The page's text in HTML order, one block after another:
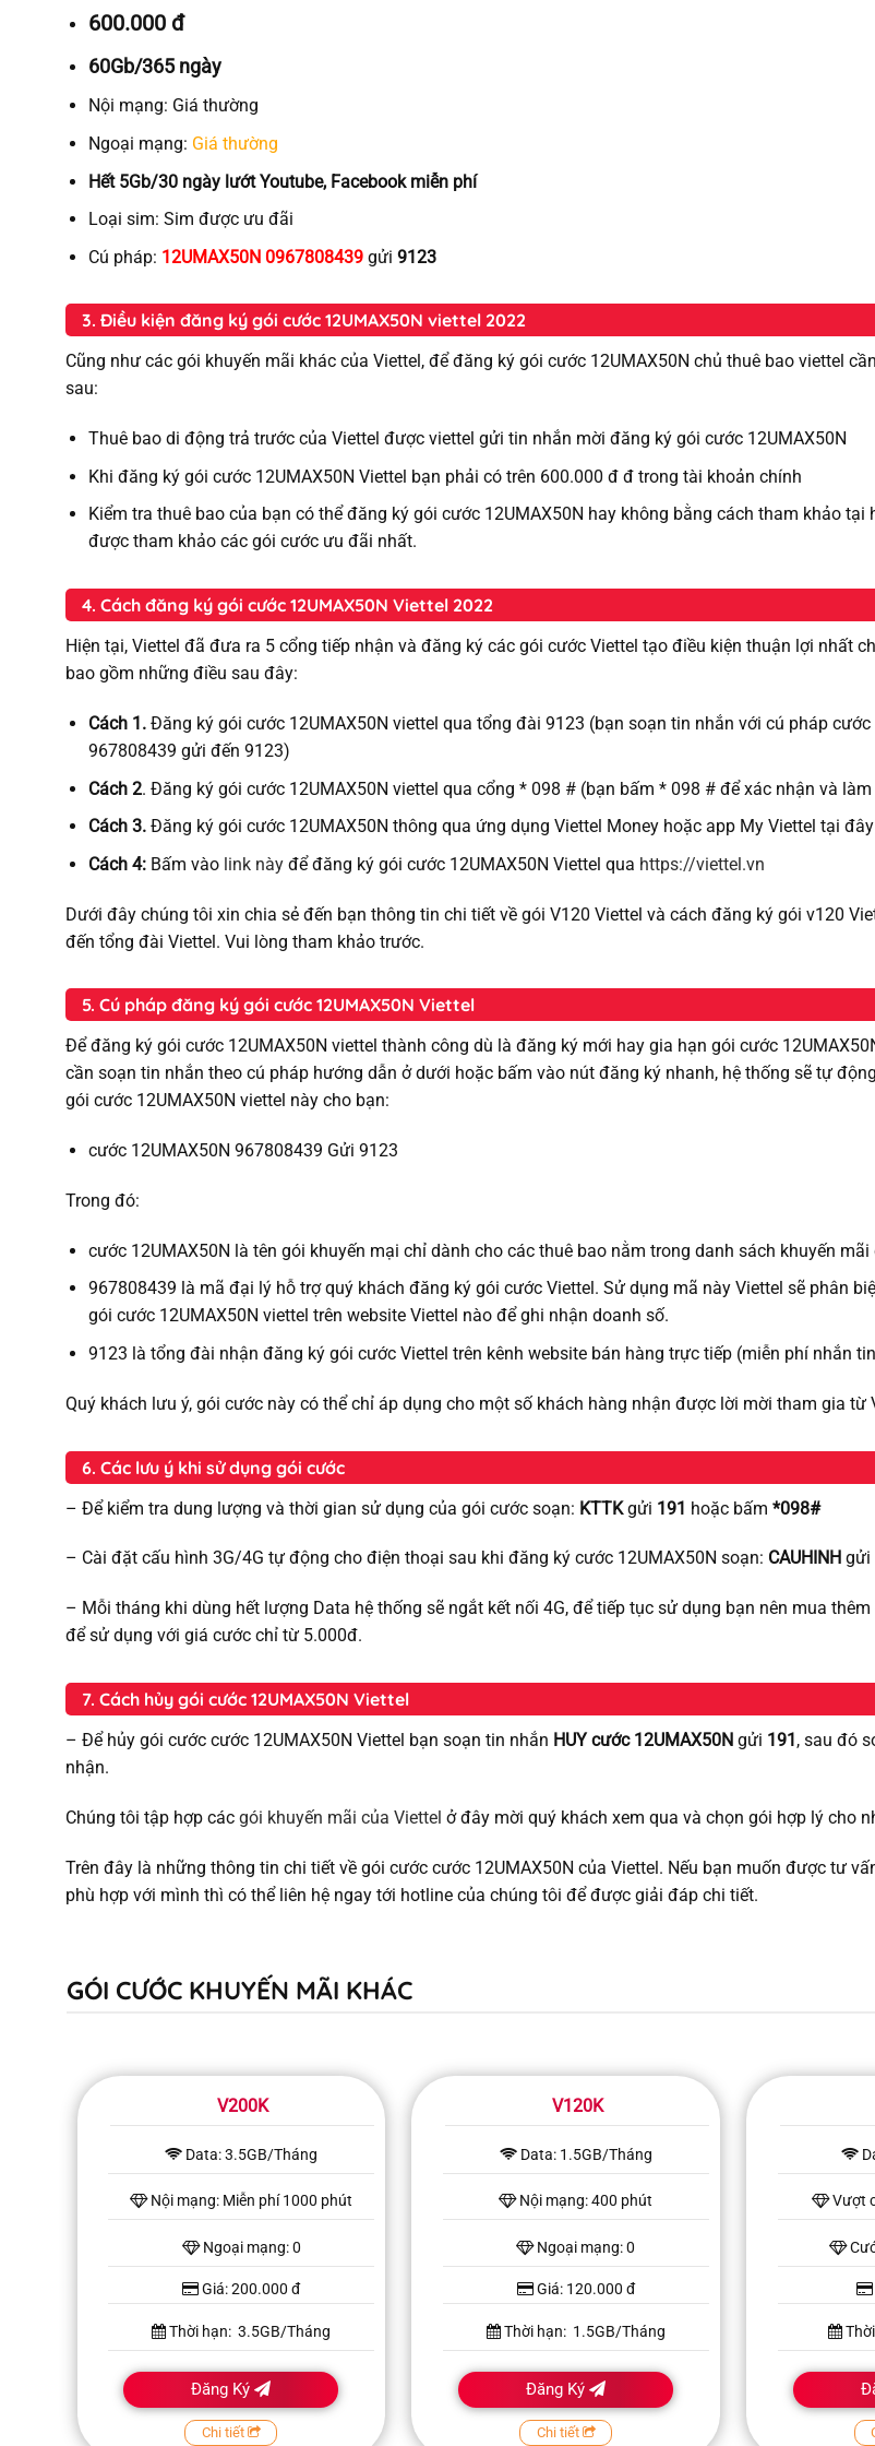
600.000 đ
60Gb/365 ngày
Nội mạng: Giá thường
Ngoại mạng: Giá thường
Hết 5Gb/30 ngày lướt Youtube, Facebook miễn phí
Loại sim:Sim được ưu đãi
Cú pháp: 12UMAX50N 0967808439 gửi9123
3. Điều kiện đăng ký gói cước 12UMAX50N viettel 2022
Cũng như các gói khuyến mãi khác của Viettel, để đăng ký gói cước 12UMAX50N chủ thuê bao viettel
sau:
Thuê bao di động trả trước của Viettel được viettel gửi tin nhắn mời đăng ký gói cước 12UMAX50N
Khi đăng ký gói cước 12UMAX50N Viettel bạn phải có trên 600.000 đ đ trong tài khoản chính
Kiểm tra thuê bao của bạn có thể đăng ký gói cước 12UMAX50N hay không bằng cách tham khảo
được tham khảo các gói cước ưu đãi nhất.
4. Cách đăng ký gói cước 12UMAX50N Viettel 2022
Hiện tại, Viettel đã đưa ra 5 cổng tiếp nhận và đăng ký các gói cước Viettel tạo điều kiện thuận lợi nhất
bao gồm những điều sau đây:
Cách 1. Đăng ký gói cước 12UMAX50N viettel qua tổng đài 9123 (bạn soạn tin nhắn với cú pháp cước
967808439 gửi đến 9123)
Cách 2. Đăng ký gói cước 12UMAX50N viettel qua cổng * 098 # (bạn bấm * 098 # để xác nhận và
Cách 3. Đăng ký gói cước 12UMAX50N thông qua ứng dụng Viettel Money hoặc app My Viettel tại
Cách 4: Bấm vào link này để đăng ký gói cước 12UMAX50N Viettel qua https://viettel.vn
Dưới đây chúng tôi xin chia sẻ đến bạn thông tin chi tiết về gói V120 Viettel và cách đăng ký gói v120
đến tổng đài Viettel. Vui lòng tham khảo trước.
5. Cú pháp đăng ký gói cước 12UMAX50N Viettel
Để đăng ký gói cước 12UMAX50N viettel thành công dù là đăng ký mới hay gia hạn gói cước
cần soạn tin nhắn theo cú pháp hướng dẫn ở dưới hoặc bấm vào nút đăng ký nhanh, hệ thống sẽ tự
gói cước 12UMAX50N viettel này cho bạn:
cước 12UMAX50N 967808439 Gửi 9123
Trong đó:
cước 12UMAX50N là tên gói khuyến mại chỉ dành cho các thuê bao nằm trong danh sách khuyến mãi
967808439 là mã đại lý hỗ trợ quý khách đăng ký gói cước Viettel. Sử dụng mã này Viettel sẽ phân
gói cước 12UMAX50N viettel trên website Viettel nào để ghi nhận doanh số.
9123 là tổng đài nhận đăng ký gói cước Viettel trên kênh website bán hàng trực tiếp (miễn phí nhắn
Quý khách lưu ý, gói cước này có thể chỉ áp dụng cho một số khách hàng nhận được lời mời tham gia từ
6. Các lưu ý khi sử dụng gói cước
– Để kiểm tra dung lượng và thời gian sử dụng của gói cước soạn: KTTKgửi 191 hoặc bấm*098#
– Cài đặt cấu hình 3G/4G tự động cho điện thoại sau khi đăng ký cước 12UMAX50N soạn: CAUHINH gửi
– Mỗi tháng khi dùng hết lượng Data hệ thống sẽ ngắt kết nối 4G, để tiếp tục sử dụng bạn nên mua thêm
để sử dụng với giá cước chỉ từ 5.000đ.
7. Cách hủy gói cước 12UMAX50N Viettel
– Để hủy gói cước cước 12UMAX50N Viettel bạn soạn tin nhắn HUY cước 12UMAX50N gửi 191, sau đó
nhận.
Chúng tôi tập hợp cácgói khuyến mãi của Viettel ở đây mời quý khách xem qua và chọn gói hợp lý cho
Trên đây là những thông tin chi tiết về gói cước cước 12UMAX50N của Viettel. Nếu bạn muốn được tư
phù hợp với mình thì có thể liên hệ ngay tới hotline của chúng tôi để được giải đáp chi tiết.
GÓI CƯỚC KHUYẾN MÃI KHÁC
V200K
Data: 3.5GB/Tháng
Nội mạng: Miễn phí 1000 phút
Ngoại mạng: 0
Giá: 200.000 đ
Thời hạn: 3.5GB/Tháng
Đăng Ký
Chi tiết
V120K
Data: 1.5GB/Tháng
Nội mạng: 400 phút
Ngoại mạng: 0
Giá: 120.000 đ
Thời hạn: 1.5GB/Tháng
Đăng Ký
Chi tiết
Vượt